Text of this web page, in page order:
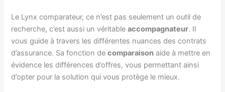
Le Lynx comparateur, ce n’est pas seulement un outil de
recherche, c’est aussi un véritableaccompagnateur. Il
vous guide à travers les différentes nuances des contrats
d’assurance. Sa fonction decomparaison aide à mettre en
évidence les différences d’offres, vous permettant ainsi
d’opter pour la solution qui vous protège le mieux.